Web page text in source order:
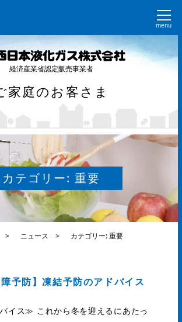
menu
経済産業省認定販売事業者
家庭のお客さま
カテゴリー: 重要
> ニュース > カテゴリー:重要
障予防】凍結予防のアドバイス
イス≫ これから冬を迎えるにあたっ